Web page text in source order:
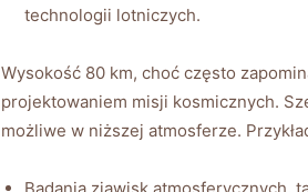
technologii lotniczych.
Wysokość 80 km, choć często
projektowaniem misji kosmicznych.
możliwe w niższej atmosferze.
Badania zjawisk atmosferycznych,